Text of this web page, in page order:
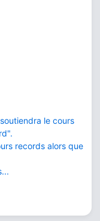
le cours
records alors que